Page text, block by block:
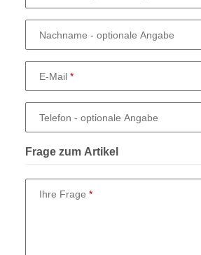
Nachname - optionale Angabe
E-Mail
Telefon - optionale Angabe
Frage zum Artikel
Ihre Frage